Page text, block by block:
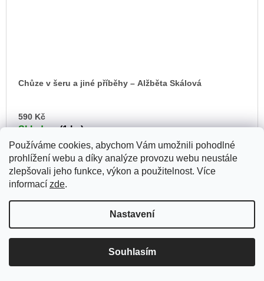
Používáme cookies, abychom Vám umožnili pohodlné
prohlížení webu a díky analýze provozu webu neustále
zlepšovali jeho funkce, výkon a použitelnost. Více
informací zde.
Nastavení
Souhlasím
Chůze v šeru a jiné příběhy – Alžběta Skálová
590 Kč
Skladem(1 ks)